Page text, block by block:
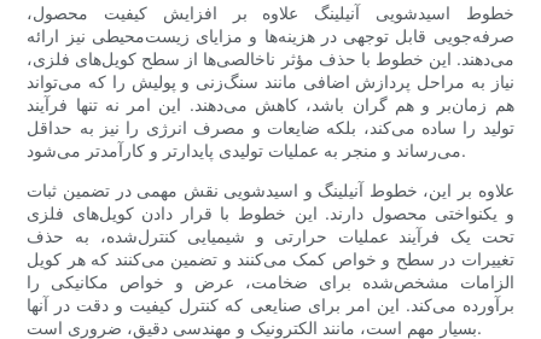
خطوط اسیدشویی آنیلینگ علاوه بر افزایش کیفیت محصول،
صرفه‌جویی قابل توجهی در هزینه‌ها و مزایای زیست‌محیطی نیز ارائه
می‌دهند. این خطوط با حذف مؤثر ناخالصی‌ها از سطح کویل‌های فلزی،
نیاز به مراحل پردازش اضافی مانند سنگ‌زنی و پولیش را که می‌تواند
هم زمان‌بر و هم گران باشد، کاهش می‌دهند. این امر نه تنها فرآیند
تولید را ساده می‌کند، بلکه ضایعات و مصرف انرژی را نیز به حداقل
می‌رساند و منجر به عملیات تولیدی پایدارتر و کارآمدتر می‌شود.
علاوه بر این، خطوط آنیلینگ و اسیدشویی نقش مهمی در تضمین ثبات
و یکنواختی محصول دارند. این خطوط با قرار دادن کویل‌های فلزی
تحت یک فرآیند عملیات حرارتی و شیمیایی کنترل‌شده، به حذف
تغییرات در سطح و خواص کمک می‌کنند و تضمین می‌کنند که هر کویل
الزامات مشخص‌شده برای ضخامت، عرض و خواص مکانیکی را
برآورده می‌کند. این امر برای صنایعی که کنترل کیفیت و دقت در آنها
بسیار مهم است، مانند الکترونیک و مهندسی دقیق، ضروری است.